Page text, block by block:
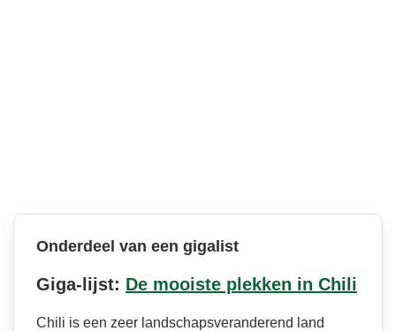
Onderdeel van een gigalist
Giga-lijst: De mooiste plekken in Chili
Chili is een zeer landschapsveran­derend land